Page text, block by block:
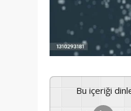
Bu içeriği